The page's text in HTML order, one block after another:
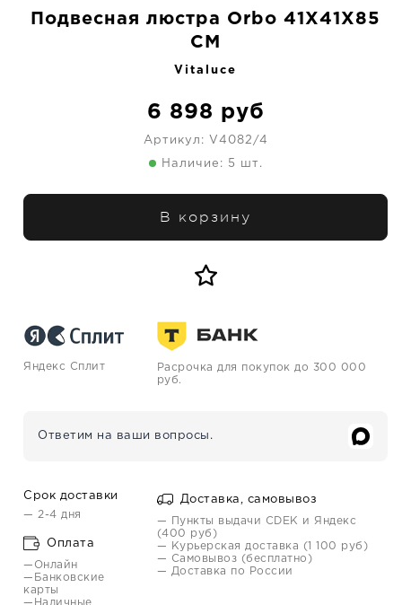
Подвесная люстра Orbo 41X41X85
CM
Vitaluce
6 898 руб
Артикул: V4082/4
Наличие: 5 шт.
В корзину
Яндекс Сплит
Расрочка для покупок до 300 000
руб.
Ответим на ваши вопросы.
Срок доставки
— 2-4 дня
Оплата
—Онлайн
—Банковские
карты
—Наличные
Доставка, самовывоз
— Пункты выдачи CDEK и Яндекс
(400 руб)
— Курьерская доставка (1 100 руб)
— Самовывоз (бесплатно)
— Доставка по России